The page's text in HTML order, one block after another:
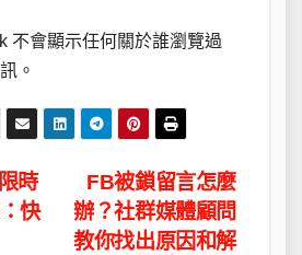
不會顯示任何關於誰瀏覽過
。
FB被鎖留言怎麼
辦？社群媒體顧問
教你找出原因和解
時
快